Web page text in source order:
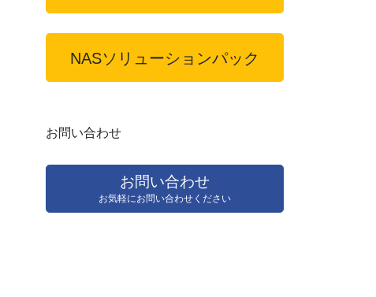
NASソリューションパック
お問い合わせ
お問い合わせ
お気軽にお問い合わせください